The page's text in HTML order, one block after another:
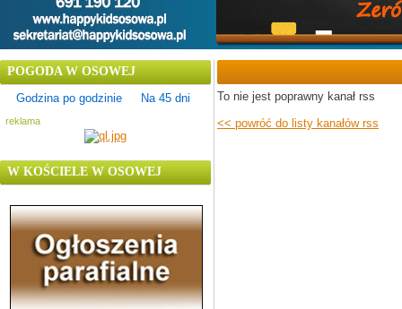
POGODA W OSOWEJ
Godzina po godzinie
Na 45 dni
reklama
W KOŚCIELE W OSOWEJ
To nie jest poprawny kanał rss
<< powróć do listy kanałów rss